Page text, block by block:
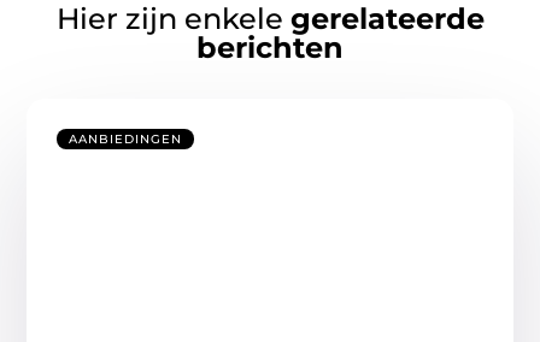
Hier zijn enkele gerelateerde
berichten
AANBIEDINGEN